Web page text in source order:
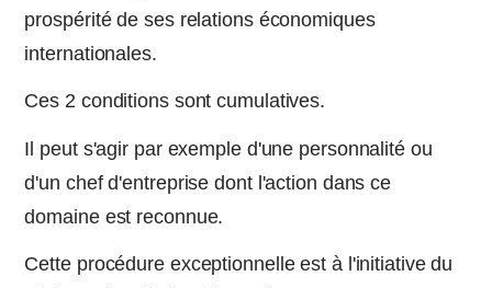
prospérité de ses relations économiques
internationales.
Ces 2 conditions sont cumulatives.
Il peut s'agir par exemple d'une personnalité ou
d'un chef d'entreprise dont l'action dans ce
domaine est reconnue.
Cette procédure exceptionnelle est à l'initiative du